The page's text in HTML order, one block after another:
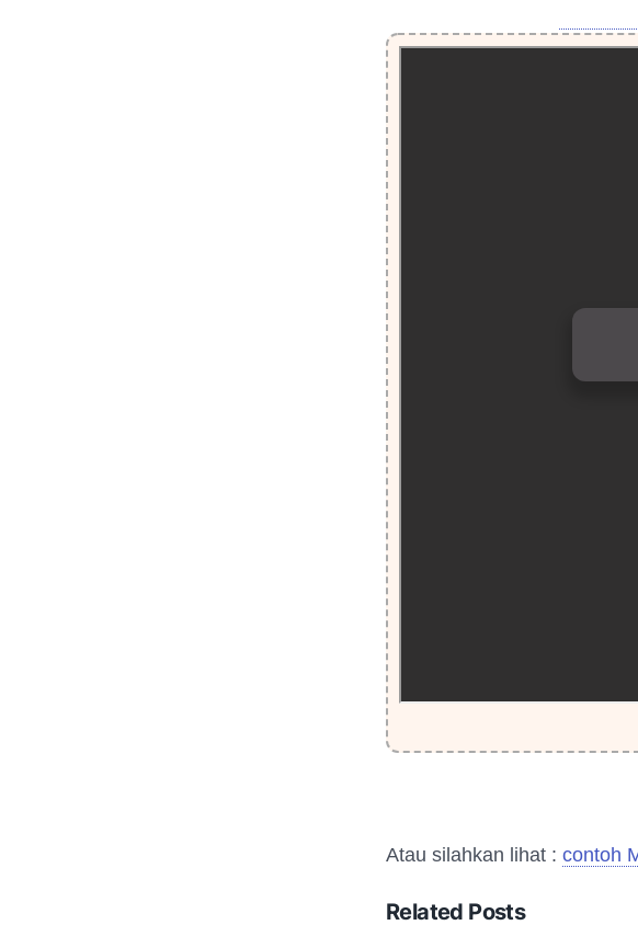
Atau silahkan lihat : contoh
Related Posts